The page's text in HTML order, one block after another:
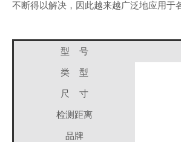
不断得以解决，因此越来越广泛地应用于
型 号
类 型
尺 寸
检测距离
品牌